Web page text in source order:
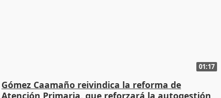
01:17
Gómez Caamaño reivindica la reforma de